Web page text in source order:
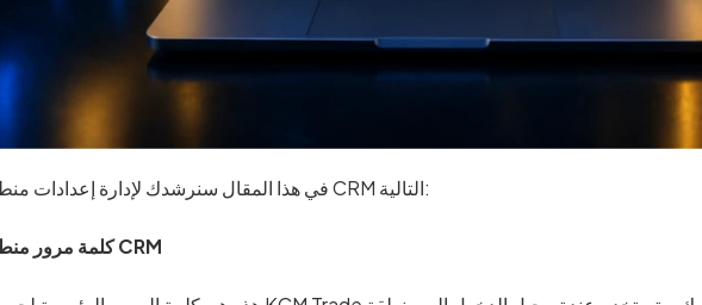
في هذا المقال سنرشدك لإدارة إعدادات منطقة CRM التالية:
كلمة مرور منطقة CRM